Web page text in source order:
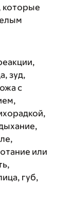
которые
зуд,
с
или
губ,